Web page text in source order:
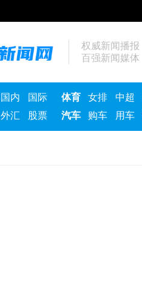
权威新闻播报
百强新闻媒体
国内 国际 体育 女排 中超
外汇 股票 汽车 购车 用车